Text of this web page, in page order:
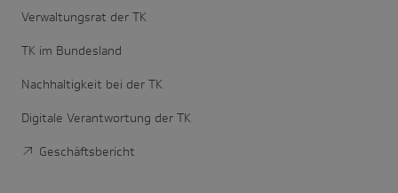
Verwaltungsrat der TK
TK im Bundesland
Nachhaltigkeit bei der TK
Digitale Verantwortung der TK
Geschäftsbericht